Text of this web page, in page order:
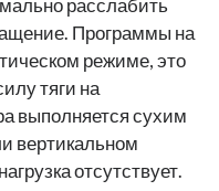
расслабить
Программы на
режиме, это
тяги на
выполняется сухим
вертикальном
отсутствует.